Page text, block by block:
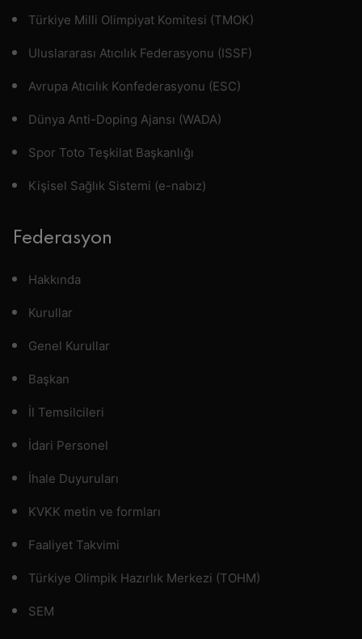
Türkiye Milli Olimpiyat Komitesi (TMOK)
Uluslararası Atıcılık Federasyonu (ISSF)
Avrupa Atıcılık Konfederasyonu (ESC)
Dünya Anti-Doping Ajansı (WADA)
Spor Toto Teşkilat Başkanlığı
Kişisel Sağlık Sistemi (e-nabız)
Federasyon
Hakkında
Kurullar
Genel Kurullar
Başkan
İl Temsilcileri
İdari Personel
İhale Duyuruları
KVKK metin ve formları
Faaliyet Takvimi
Türkiye Olimpik Hazırlık Merkezi (TOHM)
SEM